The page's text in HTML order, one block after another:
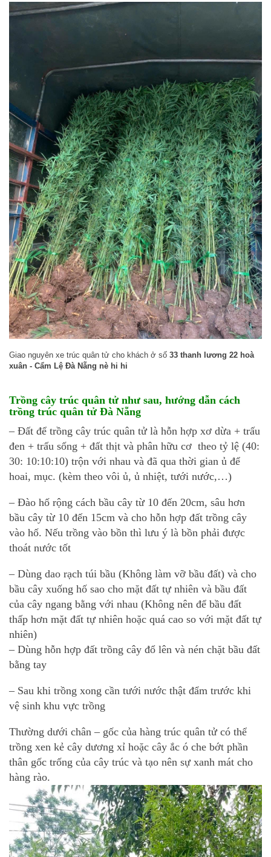
Giao nguyên xe trúc quân tử cho khách ở số 33 thanh lương 22 hoà
xuân - Cẩm Lệ Đà Nẵng nè hi hi
Trồng cây trúc quân tử như sau, hướng dẫn cách
trồng trúc quân tử Đà Nẵng
– Đất để trồng cây trúc quân tử là hỗn hợp xơ dừa + trấu
đen + trấu sống + đất thịt và phân hữu cơ theo tỷ lệ (40:
30: 10:10:10) trộn với nhau và đã qua thời gian ủ để
hoai, mục. (kèm theo vôi ủ, ủ nhiệt, tưới nước,…)
– Đào hố rộng cách bầu cây từ 10 đến 20cm, sâu hơn
bầu cây từ 10 đến 15cm và cho hỗn hợp đất trồng cây
vào hố. Nếu trồng vào bồn thì lưu ý là bồn phải được
thoát nước tốt
– Dùng dao rạch túi bầu (Không làm vỡ bầu đất) và cho
bầu cây xuống hố sao cho mặt đất tự nhiên và bầu đất
của cây ngang bằng với nhau (Không nên để bầu đất
thấp hơn mặt đất tự nhiên hoặc quá cao so với mặt đất tự
nhiên)
– Dùng hỗn hợp đất trồng cây đổ lên và nén chặt bầu đất
bằng tay
– Sau khi trồng xong cần tưới nước thật đẩm trước khi
vệ sinh khu vực trồng
Thường dưới chân – gốc của hàng trúc quân tử có thể
trồng xen kẻ cây dương xỉ hoặc cây ắc ó che bớt phần
thân gốc trống của cây trúc và tạo nên sự xanh mát cho
hàng rào.